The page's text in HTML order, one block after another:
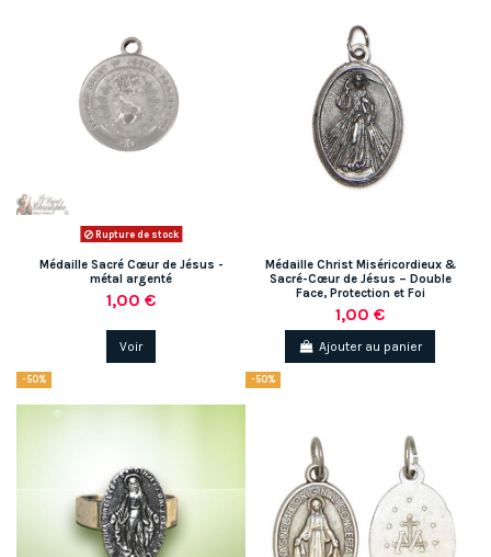
Rupture de stock
Médaille Sacré Cœur de Jésus -
métal argenté
1,00 €
Voir
Médaille Christ Miséricordieux &
Sacré-Cœur de Jésus – Double
Face, Protection et Foi
1,00 €
Ajouter au panier
-50% -50%